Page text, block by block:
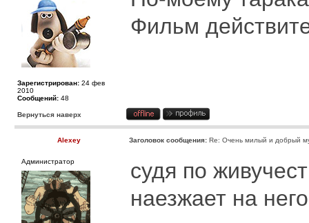
Зарегистрирован: 24 фев
2010
Сообщений: 48
Фильм
Вернуться наверх
Alexey Заголовок сообщения: Re: Очень милый и добрый
Администратор
судя по
наезжает на